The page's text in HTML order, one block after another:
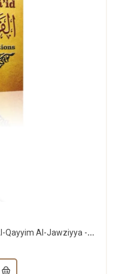
Les Méditations - Al-Fawâ'id - Ibn Al-Qayyim Al-Jawziyya - Al Haramayn